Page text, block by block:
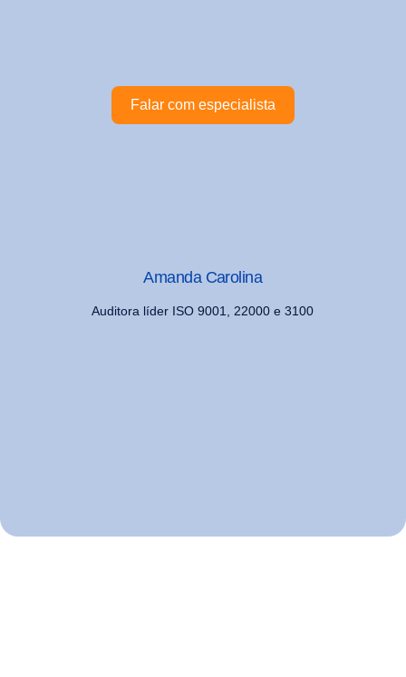
Falar com especialista
Amanda Carolina
Auditora líder ISO 9001, 22000 e 3100